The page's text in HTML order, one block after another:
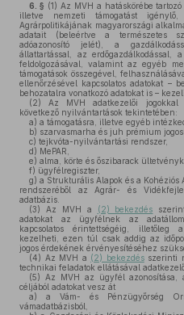
6. § (1) Az MVH a hatáskörébe
illetve nemzeti támogatást
Agrárpolitikájának magyarországi
adatait (beleértve a természetes
adóazonosító jelét), a
állattartással, az erdőgazdálkodással,
feldolgozásával, valamint az egyéb
támogatások összegével,
ellenőrzésével kapcsolatos adatokat –
behozatalra vonatkozó adatokat is – kezeli.
(2) Az MVH adatkezelői jogokkal
következő nyilvántartások tekintetében:
a) a támogatásra, illetve egyéb
b) szarvasmarha és juh prémium
c) tejkvóta-nyilvántartási rendszer,
d) MePAR,
e) alma, körte és őszibarack
f) ügyfélregiszter,
g) a Strukturális Alapok és a Kohéziós
rendszeréből az Agrár- és
adatbázis.
(3) Az MVH a (2) bekezdés
adatokat az ügyfélnek az
kapcsolatos érintettségéig, illetőleg
kezelheti, ezen túl csak addig az
jogos érdekének érvényesítéséhez
(4) Az MVH a (2) bekezdésszerinti
technikai feladatok ellátásával
(5) Az MVH az ügyfél azonosítása,
céljából adatokat vesz át
a) a Vám- és Pénzügyőrség
vámadatbázisból,